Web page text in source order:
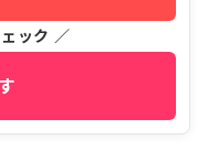
ック ／